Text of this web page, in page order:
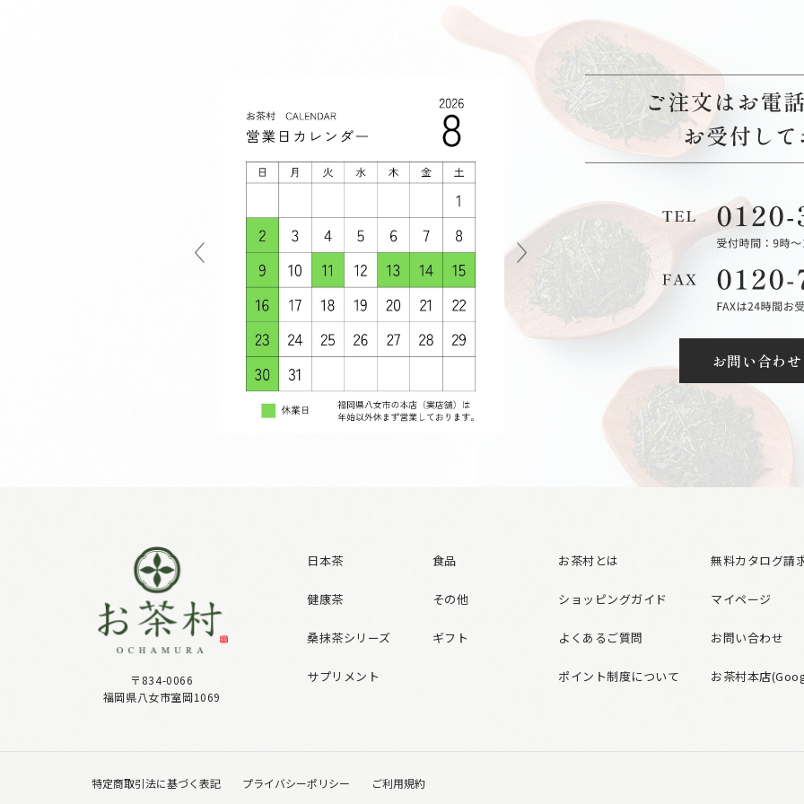
お問い合わ
〒834-0066
福岡県八女市室岡1069
日本茶
健康茶
桑抹茶シリーズ
サプリメント
食品
その他
ギフト
お茶村とは
ショッピングガイド
よくあるご質問
ポイント制度について
無料カタログ請
マイページ
お問い合わせ
お茶村本店
特定商取引法に基づく表記 プライバシーポリシー ご利用規約